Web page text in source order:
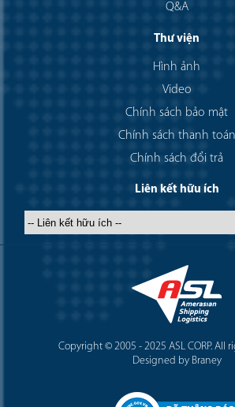
Q&A
Thư viện
Hình ảnh
Video
Chính sách bảo mật
Chính sách thanh toán
Chính sách đổi trả
Liên kết hữu ích
Copyright © 2005 - 2025 ASL CORP. All
Designed by Braney